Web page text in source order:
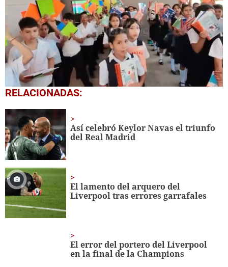
0
seconds
1
minute,
56
seconds
RELACIONADAS:
Así celebró Keylor Navas el triunfo
del Real Madrid
El lamento del arquero del
Liverpool tras errores garrafales
El error del portero del Liverpool
en la final de la Champions